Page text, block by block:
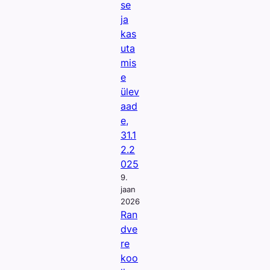
se
ja
kas
uta
mis
e
ülev
aad
e,
31.1
2.2
025
9.
jaan
2026
Ran
dve
re
koo